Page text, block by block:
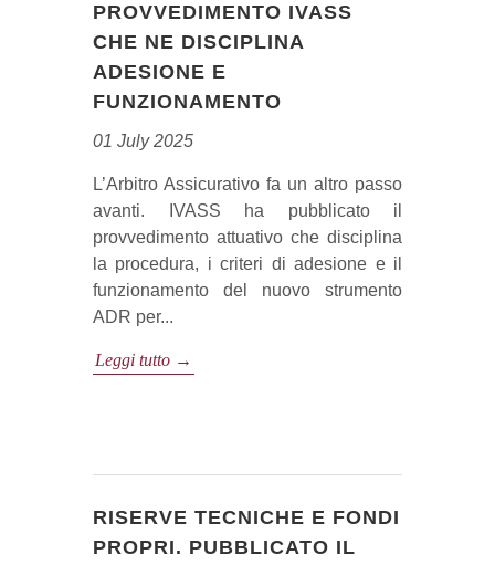
PROVVEDIMENTO IVASS
CHE NE DISCIPLINA
ADESIONE E
FUNZIONAMENTO
01 July 2025
L’Arbitro Assicurativo fa un altro passo
avanti. IVASS ha pubblicato il
provvedimento attuativo che disciplina
la procedura, i criteri di adesione e il
funzionamento del nuovo strumento
ADR per...
Leggi tutto →
RISERVE TECNICHE E FONDI
PROPRI. PUBBLICATO IL